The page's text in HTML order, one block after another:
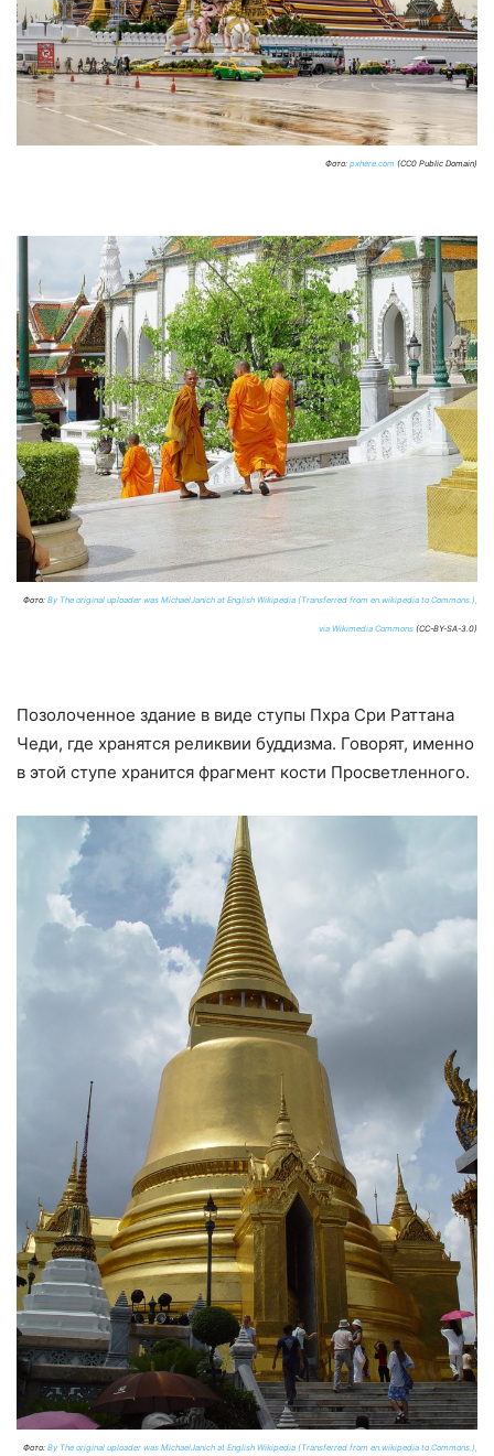
Фото: pxhere.com (CC0 Public Domain)
Фото: By The original uploader was MichaelJanich at English Wikipedia (Transferred from en.wikipedia to Commons.),
via Wikimedia Commons (CC-BY-SA-3.0)
Позолоченное здание в виде ступы Пхра Сри Раттана
Чеди, где хранятся реликвии буддизма. Говорят, именно
в этой ступе хранится фрагмент кости Просветленного.
Фото: By The original uploader was MichaelJanich at English Wikipedia (Transferred from en.wikipedia to Commons.),